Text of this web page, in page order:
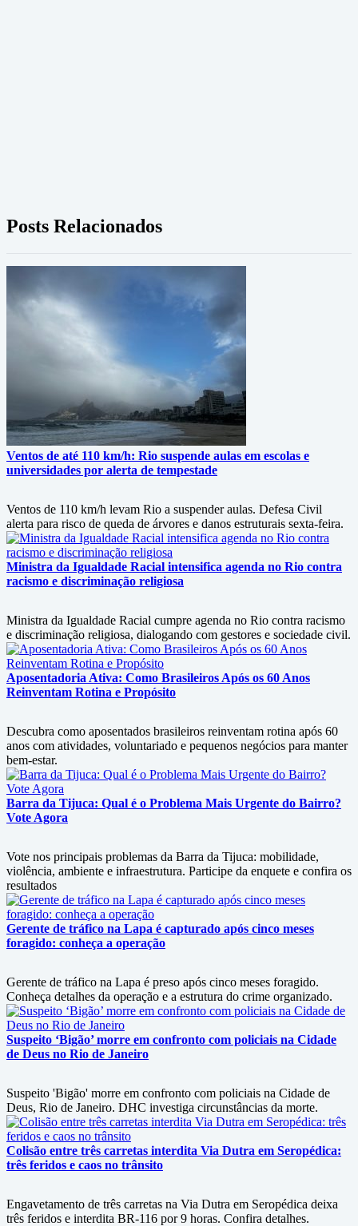
Posts Relacionados
Ventos de até 110 km/h: Rio suspende aulas em escolas e
universidades por alerta de tempestade
Ventos de 110 km/h levam Rio a suspender aulas. Defesa Civil
alerta para risco de queda de árvores e danos estruturais sexta-feira.
Ministra da Igualdade Racial intensifica agenda no Rio contra
racismo e discriminação religiosa
Ministra da Igualdade Racial cumpre agenda no Rio contra racismo
e discriminação religiosa, dialogando com gestores e sociedade civil.
Aposentadoria Ativa: Como Brasileiros Após os 60 Anos
Reinventam Rotina e Propósito
Descubra como aposentados brasileiros reinventam rotina após 60
anos com atividades, voluntariado e pequenos negócios para manter
bem-estar.
Barra da Tijuca: Qual é o Problema Mais Urgente do Bairro?
Vote Agora
Vote nos principais problemas da Barra da Tijuca: mobilidade,
violência, ambiente e infraestrutura. Participe da enquete e confira os
resultados
Gerente de tráfico na Lapa é capturado após cinco meses
foragido: conheça a operação
Gerente de tráfico na Lapa é preso após cinco meses foragido.
Conheça detalhes da operação e a estrutura do crime organizado.
Suspeito ‘Bigão’ morre em confronto com policiais na Cidade
de Deus no Rio de Janeiro
Suspeito 'Bigão' morre em confronto com policiais na Cidade de
Deus, Rio de Janeiro. DHC investiga circunstâncias da morte.
Colisão entre três carretas interdita Via Dutra em Seropédica:
três feridos e caos no trânsito
Engavetamento de três carretas na Via Dutra em Seropédica deixa
três feridos e interdita BR-116 por 9 horas. Confira detalhes.